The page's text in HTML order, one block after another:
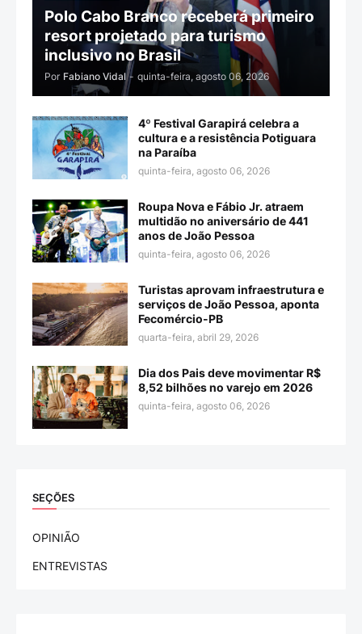
Polo Cabo Branco receberá primeiro
resort projetado para turismo
inclusivo no Brasil
Por Fabiano Vidal - quinta-feira, agosto 06, 2026
4º Festival Garapirá celebra a
cultura e a resistência Potiguara
na Paraíba
quinta-feira, agosto 06, 2026
Roupa Nova e Fábio Jr. atraem
multidão no aniversário de 441
anos de João Pessoa
quinta-feira, agosto 06, 2026
Turistas aprovam infraestrutura e
serviços de João Pessoa, aponta
Fecomércio-PB
quarta-feira, abril 29, 2026
Dia dos Pais deve movimentar R$
8,52 bilhões no varejo em 2026
quinta-feira, agosto 06, 2026
SEÇÕES
OPINIÃO
ENTREVISTAS